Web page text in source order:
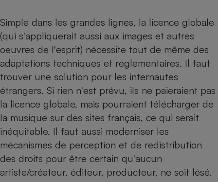
Simple dans les grandes lignes, la licence globale
(qui s'appliquerait aussi aux images et autres
oeuvres de l'esprit) nécessite tout de même des
adaptations techniques et réglementaires. Il faut
trouver une solution pour les internautes
étrangers. Si rien n'est prévu, ils ne paieraient pas
la licence globale, mais pourraient télécharger de
la musique sur des sites français, ce qui serait
inéquitable. Il faut aussi moderniser les
mécanismes de perception et de redistribution
des droits pour être certain qu'aucun
artiste/créateur, éditeur, producteur, ne soit lésé.